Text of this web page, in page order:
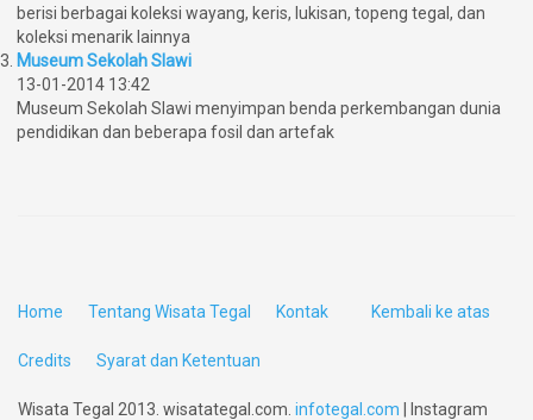
berisi berbagai koleksi wayang, keris, lukisan, topeng tegal, dan
koleksi menarik lainnya
3. Museum Sekolah Slawi
13-01-2014 13:42
Museum Sekolah Slawi menyimpan benda perkembangan dunia
pendidikan dan beberapa fosil dan artefak
Kembali ke atas
Home Tentang Wisata Tegal Kontak
Credits Syarat dan Ketentuan
Wisata Tegal 2013. wisatategal.com. infotegal.com | Instagram